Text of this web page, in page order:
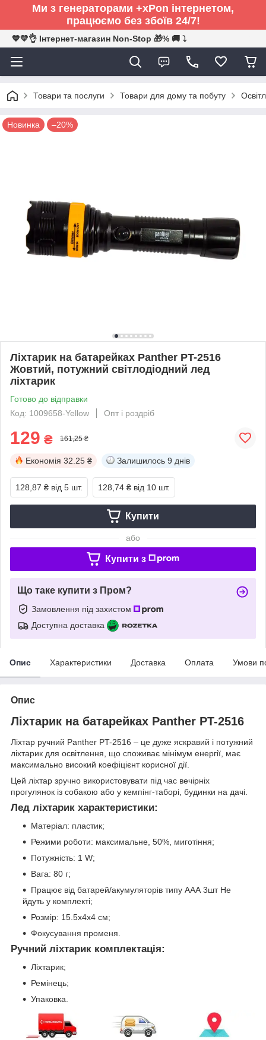
Ми з генераторами +xPon інтернетом,
працюємо без збоїв 24/7!
💙💛👌 Інтернет-магазин Non-Stop 🎁% 🚚 ⤵
Товари та послуги Товари для дому та побуту
Новинка –20%
Ліхтарик на батарейках Panther PT-2516
Жовтий, потужний світлодіодний лед
ліхтарик
Готово до відправки
Код: 1009658-Yellow
Опт і роздріб
129 ₴ 161,25 ₴
Економія 32.25 ₴ Залишилось 9 днів
128,87 ₴ від 5 шт. 128,74 ₴ від 10 шт.
Купити
або
Купити з
Що таке купити з Пром?
Замовлення під захистом
Доступна доставка
Опис Характеристики Доставка Оплата Умови
Опис
Ліхтарик на батарейках Panther PT-2516
Ліхтар ручний Panther PT-2516 – це дуже яскравий і потужний
ліхтарик для освітлення, що споживає мінімум енергії, має
максимально високий коефіцієнт корисної дії.
Цей ліхтар зручно використовувати під час вечірніх
прогулянок із собакою або у кемпінг-таборі, будинки на дачі.
Лед ліхтарик характеристики:
Матеріал: пластик;
Режими роботи: максимальне, 50%, миготіння;
Потужність: 1 W;
Вага: 80 г;
Працює від батарей/акумуляторів типу ААА 3шт Не
йдуть у комплекті;
Розмір: 15.5х4х4 см;
Фокусування променя.
Ручний ліхтарик комплектація:
Ліхтарик;
Ремінець;
Упаковка.